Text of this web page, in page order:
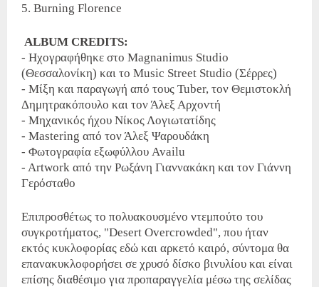
5. Burning Florence
ALBUM CREDITS:
- Ηχογραφήθηκε στο Magnanimus Studio
(Θεσσαλονίκη) και το Music Street Studio (Σέρρες)
- Μίξη και παραγωγή από τους Tuber, τον Θεμιστοκλή
Δημητρακόπουλο και τον Άλεξ Αρχοντή
- Μηχανικός ήχου Νίκος Λογιωτατίδης
- Mastering από τον Άλεξ Ψαρουδάκη
- Φωτογραφία εξωφύλλου Availu
- Artwork από την Ρωξάνη Γιαννακάκη και τον Γιάννη
Γερόσταθο
Επιπροσθέτως το πολυακουσμένο ντεμπούτο του
συγκροτήματος, "Desert Overcrowded", που ήταν
εκτός κυκλοφορίας εδώ και αρκετό καιρό, σύντομα θα
επανακυκλοφορήσει σε χρυσό δίσκο βινυλίου και είναι
επίσης διαθέσιμο για προπαραγγελία μέσω της σελίδας